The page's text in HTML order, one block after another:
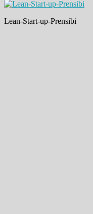
Lean-Start-up-Prensibi